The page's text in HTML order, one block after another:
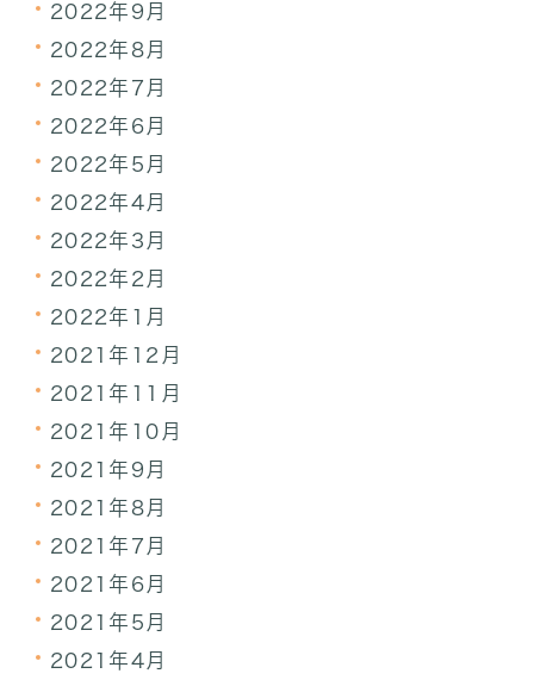
2022年9月
2022年8月
2022年7月
2022年6月
2022年5月
2022年4月
2022年3月
2022年2月
2022年1月
2021年12月
2021年11月
2021年10月
2021年9月
2021年8月
2021年7月
2021年6月
2021年5月
2021年4月